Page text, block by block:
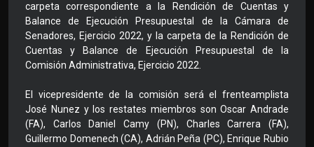
carpeta correspondiente a la Rendición de Cuentas y
Balance de Ejecución Presupuestal de la Cámara de
Senadores, Ejercicio 2022, y la carpeta de la Rendición de
Cuentas y Balance de Ejecución Presupuestal de la
Comisión Administrativa, Ejercicio 2022.
El vicepresidente de la comisión será el frenteamplista
José Nunez y los restates miembros son Oscar Andrade
(FA), Carlos Daniel Camy (PN), Charles Carrera (FA),
Guillermo Domenech (CA), Adrián Peña (PC), Enrique Rubio